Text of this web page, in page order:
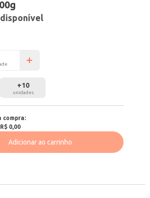
+10
unidades
compra:
R$ 0,00
Adicionar ao carrinho